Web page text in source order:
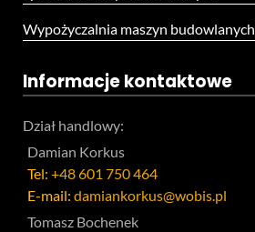
Wypożyczalnia maszyn budowlanych
Informacje kontaktowe
Dział handlowy:
Damian Korkus
Tel: +48 601 750 464
E-mail: damiankorkus@wobis.pl
Tomasz Bochenek